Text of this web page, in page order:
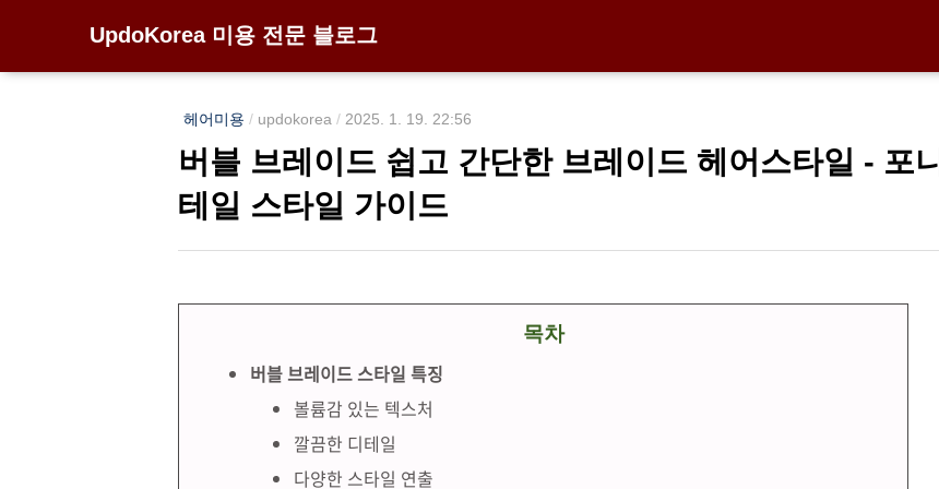
UpdoKorea 미용 전문 블로그
헤어미용 / updokorea / 2025. 1. 19. 22:56
버블 브레이드 쉽고 간단한 브레이드 헤어스타일 - 포니
테일 스타일 가이드
목차
버블 브레이드 스타일 특징
볼륨감 있는 텍스처
깔끔한 디테일
다양한 스타일 연출